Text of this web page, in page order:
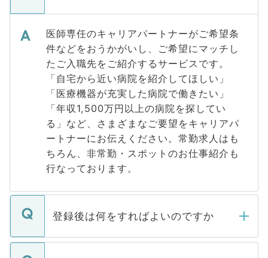
医師専任のキャリアパートナーがご希望条
件などをおうかがいし、ご希望にマッチし
たご入職先をご紹介するサービスです。
「自宅から近い病院を紹介してほしい」
「医療機器が充実した病院で働きたい」
「年収1,500万円以上の病院を探してい
る」など、さまざまなご要望をキャリアパ
ートナーにお伝えください。常勤求人はも
ちろん、非常勤・スポットのお仕事紹介も
行なっております。
登録後は何をすればよいのですか
ご登録いただきましたら、弊社担当者がご